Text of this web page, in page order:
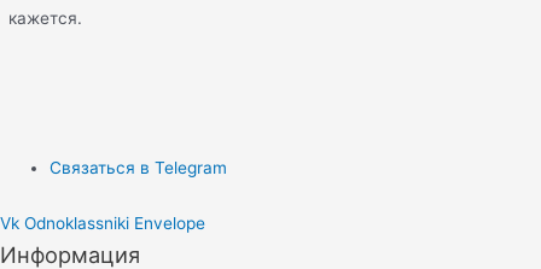
кажется.
Связаться в Telegram
Vk Odnoklassniki Envelope
Информация